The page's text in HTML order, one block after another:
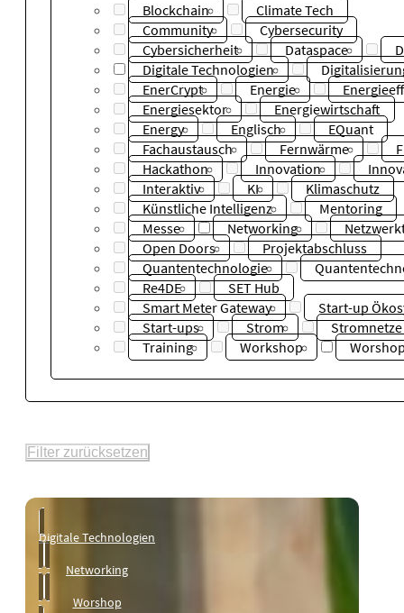
Blockchain
Climate Tech
Community
Cybersecurity
Cybersicherheit
Dataspace
Digitale Technologien
EnerCrypt
Energie
Energiesektor
Energiewirtschaft
Energy
Englisch
EQuant
Fachaustausch
Fernwärme
Hackathon
Innovation
Interaktiv
KI
Klimaschutz
Künstliche Intelligenz
Mentoring
Messe
Networking
Open Doors
Projektabschluss
Quantentechnologie
Re4DE
SET Hub
Smart Meter Gateway
Start-up
Start-ups
Strom
Stromnetze
Training
Workshop
Filter zurücksetzen
Digitale Technologien
Networking
Worshop